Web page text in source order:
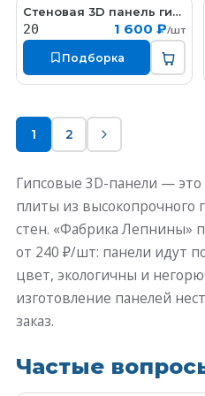
PN3033Стеновая 3D панель гипсовая
20 1 600 ₽/шт
Подборка
1 2
Гипсовые 3D-панели —
плиты из высокопрочного
стен. «Фабрика Лепнины»
от 240 ₽/шт: панели идут
цвет, экологичны и
изготовление панелей
заказ.
Частые